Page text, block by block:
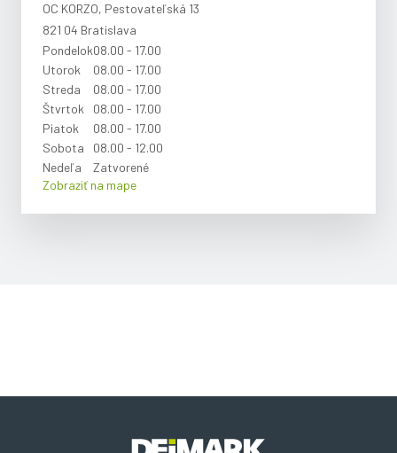
OC KORZO, Pestovateľská 13
821 04 Bratislava
Pondelok
Utorok
Streda
Štvrtok
Piatok
Sobota
Nedeľa
08.00 - 17.00
08.00 - 17.00
08.00 - 17.00
08.00 - 17.00
08.00 - 17.00
08.00 - 12.00
Zatvorené
Zobraziť na mape